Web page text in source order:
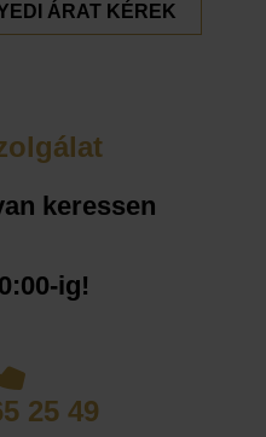
ÁRAT KÉREK
keressen
ig!
25 49